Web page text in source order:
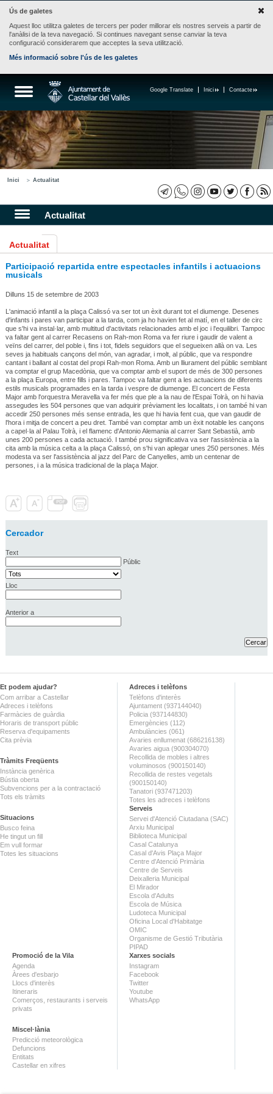
Ús de galetes
Aquest lloc utilitza galetes de tercers per poder millorar els nostres serveis a partir de
l'anàlisi de la teva navegació. Si continues navegant sense canviar la teva
configuració considerarem que acceptes la seva utilització.
Més informació sobre l'ús de les galetes
Contacte
Inici
Google Translate
Inici Actualitat
Actualitat
Actualitat
Participació repartida entre espectacles infantils i actuacions
musicals
Dilluns 15 de setembre de 2003
L'animació infantil a la plaça Calissó va ser tot un èxit durant tot el diumenge. Desenes
d'infants i pares van participar a la tarda, com ja ho havien fet al matí, en el taller de circ
que s'hi va instal·lar, amb multitud d'activitats relacionades amb el joc i l'equilibri. Tampoc
va faltar gent al carrer Recasens on Rah-mon Roma va fer riure i gaudir de valent a
veïns del carrer, del poble i, fins i tot, fidels seguidors que el segueixen allà on va. Les
seves ja habituals cançons del món, van agradar, i molt, al públic, que va respondre
cantant i ballant al costat del propi Rah-mon Roma. Amb un lliurament del públic semblant
va comptar el grup Macedònia, que va comptar amb el suport de més de 300 persones
a la plaça Europa, entre fills i pares. Tampoc va faltar gent a les actuacions de diferents
estils musicals programades en la tarda i vespre de diumenge. El concert de Festa
Major amb l'orquestra Meravella va fer més que ple a la nau de l'Espai Tolrà, on hi havia
assegudes les 504 persones que van adquirir prèviament les localitats, i on també hi van
accedir 250 persones més sense entrada, les que hi havia fent cua, que van gaudir de
l'hora i mitja de concert a peu dret. També van comptar amb un èxit notable les cançons
a capel·la al Palau Tolrà, i el flamenc d'Antonio Alemania al carrer Sant Sebastià, amb
unes 200 persones a cada actuació. I també prou significativa va ser l'assistència a la
cita amb la música celta a la plaça Calissó, on s'hi van aplegar unes 250 persones. Més
modesta va ser l'assistència al jazz del Parc de Canyelles, amb un centenar de
persones, i a la música tradicional de la plaça Major.
Cercador
Text
Públic
Lloc
Anterior a
Et podem ajudar?
Com arribar a Castellar
Adreces i telèfons
Farmàcies de guàrdia
Horaris de transport públic
Reserva d'equipaments
Cita prèvia
Tràmits Freqüents
Instància genèrica
Bústia oberta
Subvencions per a la contractació
Tots els tràmits
Situacions
Busco feina
He tingut un fill
Em vull formar
Totes les situacions
Adreces i telèfons
Telèfons d'interès
Ajuntament (937144040)
Policia (937144830)
Emergències (112)
Ambulàncies (061)
Avaries enllumenat (686216138)
Avaries aigua (900304070)
Recollida de mobles i altres
voluminosos (900150140)
Recollida de restes vegetals
(900150140)
Tanatori (937471203)
Totes les adreces i telèfons
Serveis
Servei d'Atenció Ciutadana (SAC)
Arxiu Municipal
Biblioteca Municipal
Casal Catalunya
Casal d'Avis Plaça Major
Centre d'Atenció Primària
Centre de Serveis
Deixalleria Municipal
El Mirador
Escola d'Adults
Escola de Música
Ludoteca Municipal
Oficina Local d'Habitatge
OMIC
Organisme de Gestió Tributària
PIPAD
Promoció de la Vila
Agenda
Àrees d'esbarjo
Llocs d'interès
Itineraris
Comerços, restaurants i serveis
privats
Miscel·lània
Predicció meteorològica
Defuncions
Entitats
Castellar en xifres
Xarxes socials
Instagram
Facebook
Twitter
Youtube
WhatsApp